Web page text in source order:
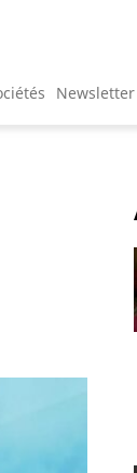
Newsletter